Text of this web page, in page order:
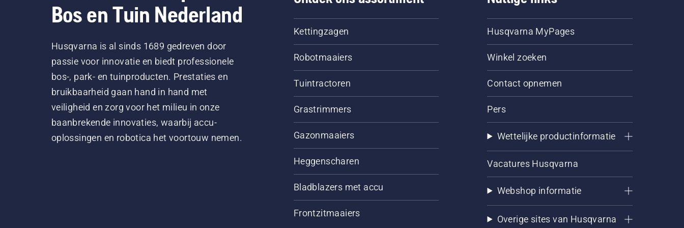
Bos en Tuin Nederland
Husqvarna is al sinds 1689 gedreven door
passie voor innovatie en biedt professionele
bos-, park- en tuinproducten. Prestaties en
bruikbaarheid gaan hand in hand met
veiligheid en zorg voor het milieu in onze
baanbrekende innovaties, waarbij accu-
oplossingen en robotica het voortouw nemen.
Kettingzagen
Robotmaaiers
Tuintractoren
Grastrimmers
Gazonmaaiers
Heggenscharen
Bladblazers met accu
Frontzitmaaiers
Husqvarna MyPages
Winkel zoeken
Contact opnemen
Pers
Wettelijke productinformatie
Vacatures Husqvarna
Webshop informatie
Overige sites van Husqvarna